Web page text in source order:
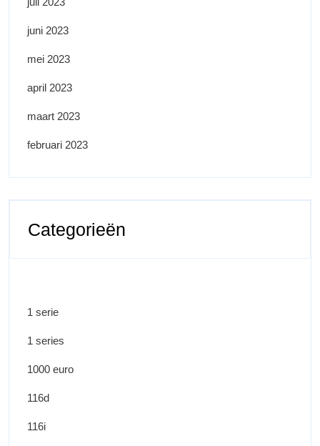
juni 2023
mei 2023
april 2023
maart 2023
februari 2023
Categorieën
1 serie
1 series
1000 euro
116d
116i